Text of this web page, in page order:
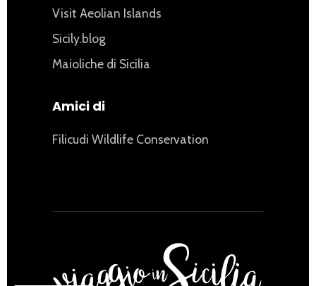
Visit Aeolian Islands
Sicily.blog
Maioliche di Sicilia
Amici di
Filicudi Wildlife Conservation